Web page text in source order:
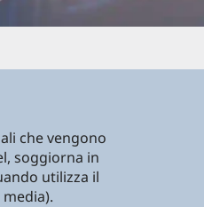
che vengono
soggiorna in
utilizza il